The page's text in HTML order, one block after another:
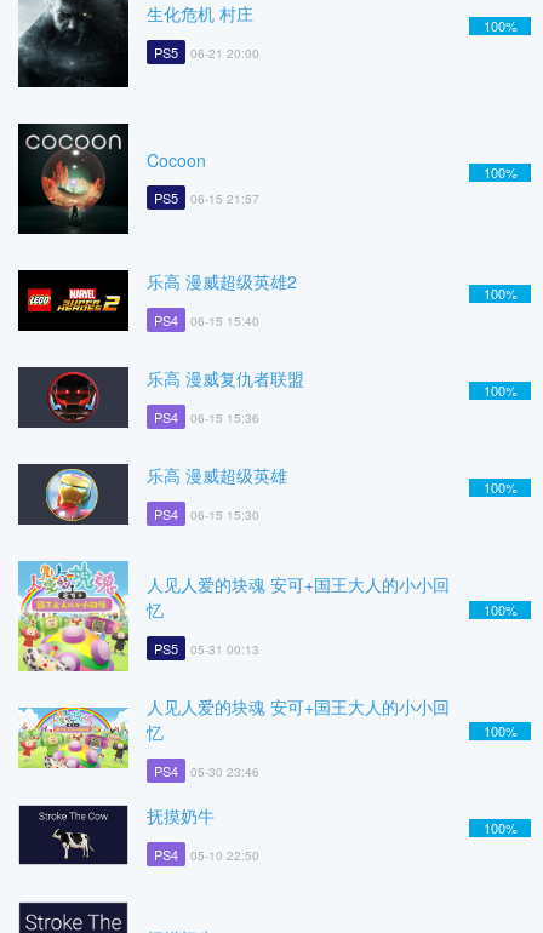
生化危机 村庄
PS5 06-21 20:00
100%
Cocoon
PS5 06-15 21:57
100%
乐高 漫威超级英雄2
PS4 06-15 15:40
100%
乐高 漫威复仇者联盟
PS4 06-15 15:36
100%
乐高 漫威超级英雄
PS4 06-15 15:30
100%
人见人爱的块魂 安可+国王大人的小小回
忆
PS5 05-31 00:13
100%
人见人爱的块魂 安可+国王大人的小小回
忆
PS4 05-30 23:46
100%
抚摸奶牛
PS4 05-10 22:50
100%